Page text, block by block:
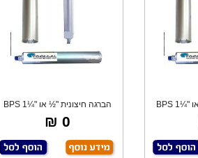
הברגה חיצונית "½ או "¼1 BPS
הברגה חיצונית "½ או "¼1 BPS
אורך 40 ס"מ
0 ₪